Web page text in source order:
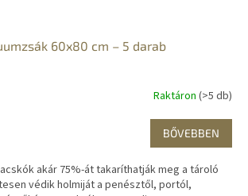
60x80 cm – 5 darab
Raktáron (>5 db)
BŐVEBBEN
akár 75%-át takaríthatják meg a tároló
védik holmiját a penésztől, portól,